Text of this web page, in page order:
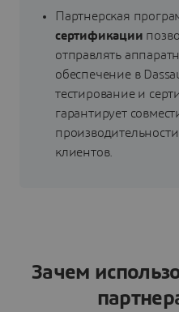
Партнерская
сертификации
отправлять
обеспечение в
тестирование и
гарантирует
клиентов.
Зачем